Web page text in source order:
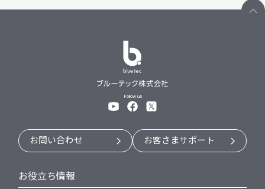
Follow us
お問い合わせ お客さまサポート
お役立ち情報